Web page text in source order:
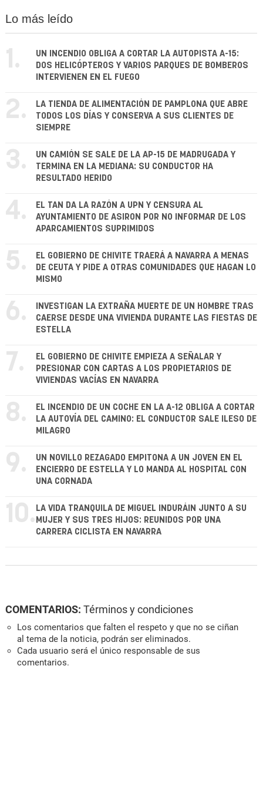
Lo más leído
1.
UN INCENDIO OBLIGA A CORTAR LA AUTOPISTA A-15:
DOS HELICÓPTEROS Y VARIOS PARQUES DE BOMBEROS
INTERVIENEN EN EL FUEGO
2.
LA TIENDA DE ALIMENTACIÓN DE PAMPLONA QUE ABRE
TODOS LOS DÍAS Y CONSERVA A SUS CLIENTES DE
SIEMPRE
3.
UN CAMIÓN SE SALE DE LA AP-15 DE MADRUGADA Y
TERMINA EN LA MEDIANA: SU CONDUCTOR HA
RESULTADO HERIDO
4.
EL TAN DA LA RAZÓN A UPN Y CENSURA AL
AYUNTAMIENTO DE ASIRON POR NO INFORMAR DE LOS
APARCAMIENTOS SUPRIMIDOS
5.
EL GOBIERNO DE CHIVITE TRAERÁ A NAVARRA A MENAS
DE CEUTA Y PIDE A OTRAS COMUNIDADES QUE HAGAN LO
MISMO
6.
INVESTIGAN LA EXTRAÑA MUERTE DE UN HOMBRE TRAS
CAERSE DESDE UNA VIVIENDA DURANTE LAS FIESTAS DE
ESTELLA
7.
EL GOBIERNO DE CHIVITE EMPIEZA A SEÑALAR Y
PRESIONAR CON CARTAS A LOS PROPIETARIOS DE
VIVIENDAS VACÍAS EN NAVARRA
8.
EL INCENDIO DE UN COCHE EN LA A-12 OBLIGA A CORTAR
LA AUTOVÍA DEL CAMINO: EL CONDUCTOR SALE ILESO DE
MILAGRO
9.
UN NOVILLO REZAGADO EMPITONA A UN JOVEN EN EL
ENCIERRO DE ESTELLA Y LO MANDA AL HOSPITAL CON
UNA CORNADA
10. LA VIDA TRANQUILA DE MIGUEL INDURÁIN JUNTO A SU
MUJER Y SUS TRES HIJOS: REUNIDOS POR UNA
CARRERA CICLISTA EN NAVARRA
COMENTARIOS: Términos y condiciones
Los comentarios que falten el respeto y que no se ciñan
al tema de la noticia, podrán ser eliminados.
Cada usuario será el único responsable de sus
comentarios.